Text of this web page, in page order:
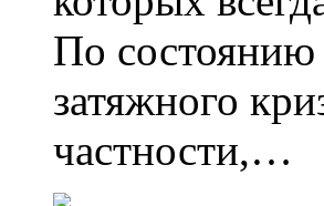
По состоянию
затяжного
частности,…